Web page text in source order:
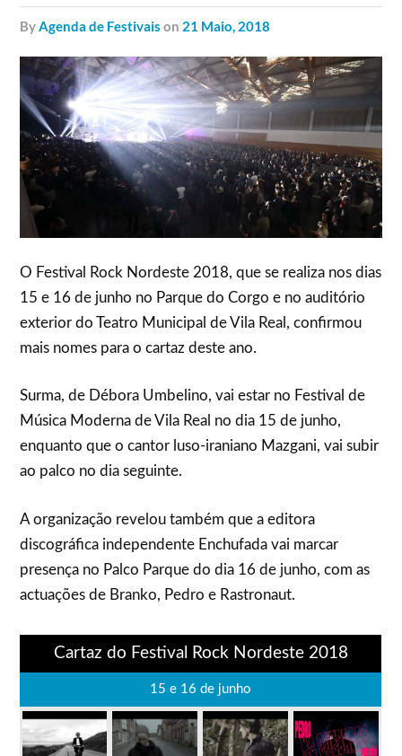
byAgenda de Festivais on 21 Maio, 2018
O Festival Rock Nordeste 2018, que se realiza nos dias
15 e 16 de junho no Parque do Corgo e no auditório
exterior do Teatro Municipal de Vila Real, confirmou
mais nomes para o cartaz deste ano.
Surma, de Débora Umbelino, vai estar no Festival de
Música Moderna de Vila Real no dia 15 de junho,
enquanto que o cantor luso-iraniano Mazgani, vai subir
ao palco no dia seguinte.
A organização revelou também que a editora
discográfica independente Enchufada vai marcar
presença no Palco Parque do dia 16 de junho, com as
actuações de Branko, Pedro e Rastronaut.
Cartaz do Festival Rock Nordeste 2018
15 e 16 de junho